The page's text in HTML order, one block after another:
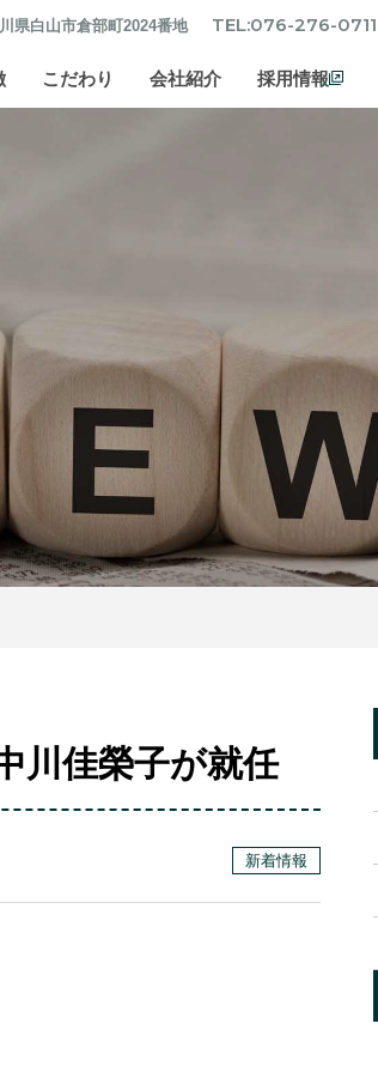
県白山市倉部町2024番地 TEL:076-276-0711
績
こだわり 会社紹介 採用情報
川佳榮子が就任
新着情報